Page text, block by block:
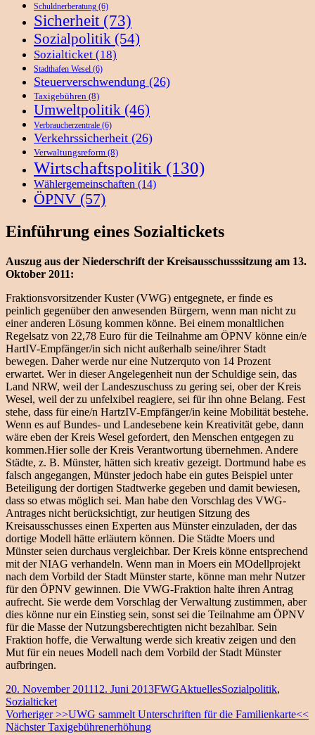
Schuldnerberatung (6)
Sicherheit(73)
Sozialpolitik (54)
Sozialticket (18)
Stadthafen Wesel (6)
Steuerverschwendung (26)
Taxigebühren (8)
Umweltpolitik (46)
Verbraucherzentrale (6)
Verkehrssicherheit (26)
Verwaltungsreform (8)
Wirtschaftspolitik (130)
Wählergemeinschaften (14)
ÖPNV (57)
Einführung eines Sozialtickets
Auszug aus der Niederschrift der Kreisausschusssitzung am 13.
Oktober 2011:
Fraktionsvorsitzender Kuster (VWG) entgegnete, er finde es
peinlich gegenüber den anwesenden Bürgern, wenn man nicht zu
einer anderen Lösung kommen könne. Bei einem monaltlichen
Regelsatz von 22,78 Euro für die Teilnahme am ÖPNV könne ein/e
HartIV-Empfänger/in sich nicht außerhalb seine/ihrer Stadt
bewegen. Daher werde nur eine Nutzerquto von 14 Prozent
erwartet. Wer in dieser Angelegenheit nun der Schuldige sein, das
Land NRW, weil der Landeszuschuss zu gering sei, ober der Kreis
Wesel, weil der zu unfelxibel reagiere, sei für ihn ohne Belang. Fest
stehe, dass für eine/n HartzIV-Empfänger/in keine Mobilität bestehe.
Wenn es auf Bundes- und Landesebene kein Kreativität gebe, dann
wäre eben der Kreis Wesel gefordert, den Menschen entgegen zu
kommen.Hier solle der Kreis Verantwortung übernehmen. Andere
Städte, z. B. Münster, hätten sich kreativ gezeigt. Dortmund habe es
falsch angegangen, Münster jedoch habe ein gutes Beispiel unter
Beteiligung der dortigen Stadtwerke gegeben und damit bewiesen,
dass so etwas möglich sei. Man habe den Vorschlag des VWG-
Antrages nicht berücksichtigt, zur heutigen Sitzung des
Kreisausschusses einen Experten aus Münster einzuladen, der das
dortige Modell hätte erläutern können. Die Städte Moers und
Münster seien durchaus vergleichbar. Der Kreis könne entsprechend
mit der NIAG verhandeln. Wenn man in Moers ein MOdellprojekt
nach dem Vorbild der Stadt Münster starte, könne man mehr Nutzer
für den ÖPNV gewinnen. Die VWG-Fraktion halte ihren Antrag
aufrecht. Sie werde dem Vorschlag der Verwaltung zustimmen, aber
dies könne nur ein Einstieg sein, sonst sei die Teilnahme am ÖPNV
für die Masse der Nutzungsberechtigten nicht bezahlbar. Sein
Fraktion hoffe, die Verwaltung werde sich kreativ zeigen und den
Mut für ein neues Modell nach dem Vorbild der Stadt Münster
aufbringen.
Veröffentlicht
am
20. November 201112. Juni 2013Autor
FWGKategorien
AktuellesSchlagwörter
Sozialpolitik,
Sozialticket
Beitragsnavigation
Vorheriger Vorheriger
Beitrag:
>>UWG sammelt Unterschriften für die Familienkarte<<
Nächster Nächster
Taxigebührenerhöhung